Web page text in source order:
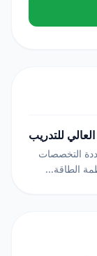
للتدريب
التخصصات
الطاقة...